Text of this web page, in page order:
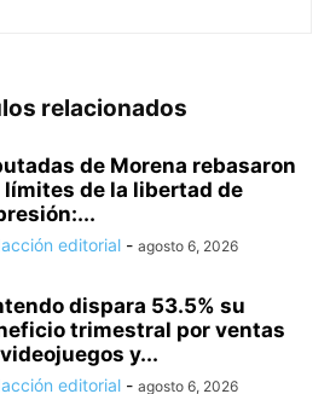
relacionados
de Morena rebasaron
límites de la libertad de
editorial - agosto 6, 2026
dispara 53.5% su
trimestral por ventas
y...
editorial - agosto 6, 2026